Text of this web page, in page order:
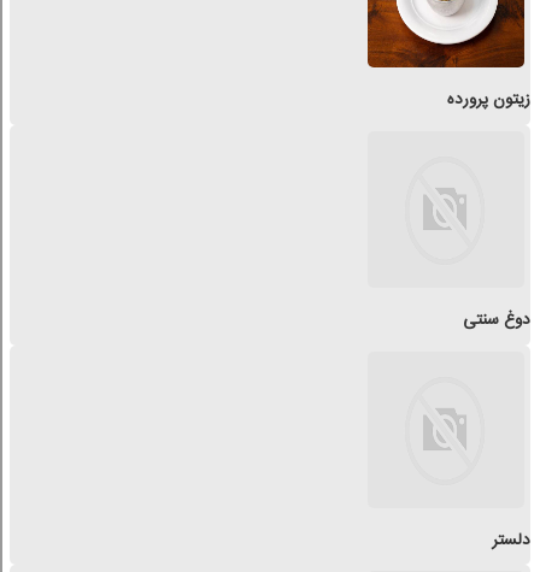
زیتون پرورده
دوغ سنتی
دلستر